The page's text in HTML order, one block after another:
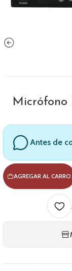
Micrófono
Antes de
AGREGAR AL CARRO